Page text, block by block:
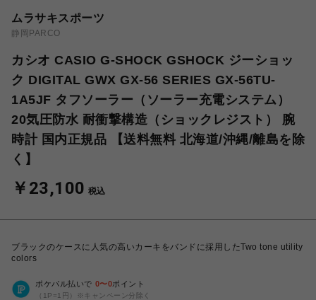
ムラサキスポーツ
静岡PARCO
カシオ CASIO G-SHOCK GSHOCK ジーショッ
ク DIGITAL GWX GX-56 SERIES GX-56TU-
1A5JF タフソーラー（ソーラー充電システム）
20気圧防水 耐衝撃構造（ショックレジスト） 腕
時計 国内正規品 【送料無料 北海道/沖縄/離島を除
く】
￥23,100 税込
ブラックのケースに人気の高いカーキをバンドに採用したTwo tone utility
colors
ポケパル払いで 0〜0ポイント
（1P=1円）※キャンペーン分除く